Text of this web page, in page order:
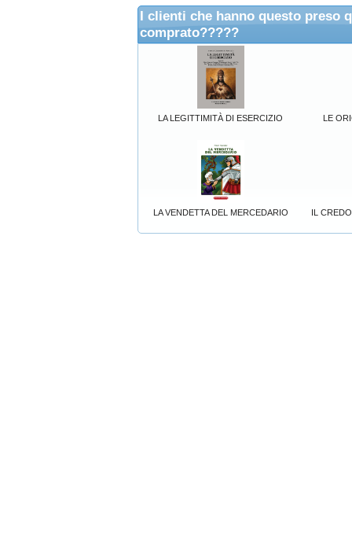
I clienti che hanno questo preso
comprato?????
LA LEGITTIMITÀ DI ESERCIZIO LE
LA VENDETTA DEL MERCEDARIO IL